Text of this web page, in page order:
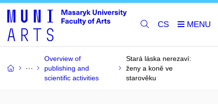
CS
Overview of
publishing and
scientific activities
Stará láska nerezaví:
ženy a koně ve
starověku